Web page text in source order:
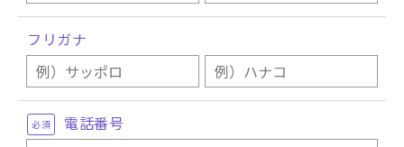
フリガナ
電話番号
必須